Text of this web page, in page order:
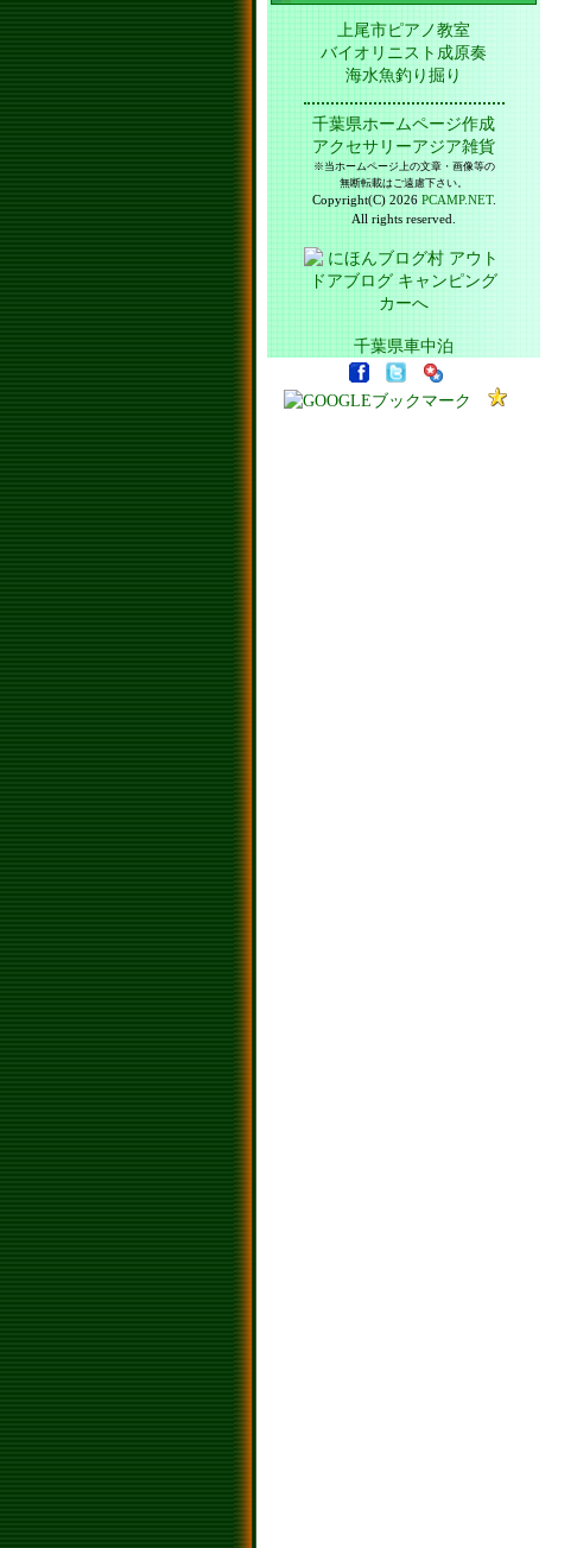
上尾市ピアノ教室
バイオリニスト成原奏
海水魚釣り掘り
千葉県ホームページ作成
アクセサリーアジア雑貨
※当ホームページ上の文章・画像等の
無断転載はご遠慮下さい。
Copyright(C) 2026 PCAMP.NET.
All rights reserved.
千葉県車中泊